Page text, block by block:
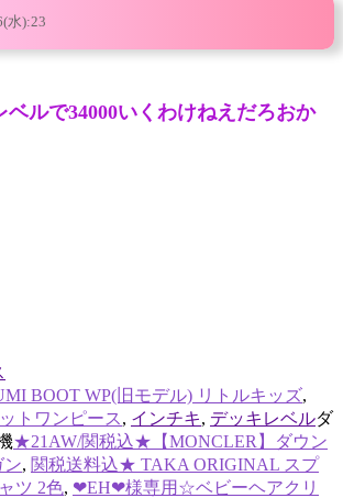
水):23
ベルで34000いくわけねえだろおか
BOOT WP(旧モデル) リトルキッズ,
トワンピース , インチキ, デッキレベルダ
★21AW/関税込★【MONCLER】ダウン
ン, 関税送料込★ TAKA ORIGINAL スプ
ツ 2色, ❤︎EH❤︎様専用☆ベビーヘアクリ